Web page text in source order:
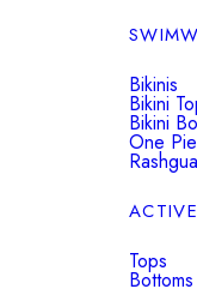
Bikinis
Bikini
Bikini
One
Tops
Bottoms